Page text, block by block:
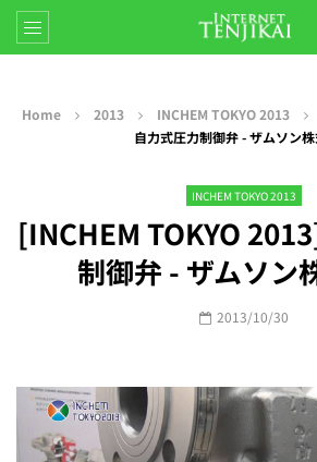
Home 2013 INCHEM TOKYO 2013
自力式圧力制御弁 - ザムソン
INCHEM TOKYO 2013
[INCHEM TOKYO
制御弁 - ザムソン
2013/10/30